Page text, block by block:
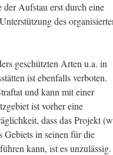
Aufstau erst durch eine
des
geschützten Arten u.a. in
ist ebenfalls verboten.
und kann mit einer
ist vorher eine
dass das Projekt
Gebiets in seinen für die
kann, ist es unzulässig.